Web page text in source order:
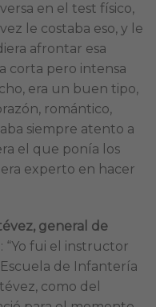
en el test físico,
le costaba eso, y le
afrontar esa
corta pero intensa
era un buen tipo,
romántico,
siempre atento a
el que ponía los
experto en hacer
general de
: “Yo fui el instructor
de Infantería
como del